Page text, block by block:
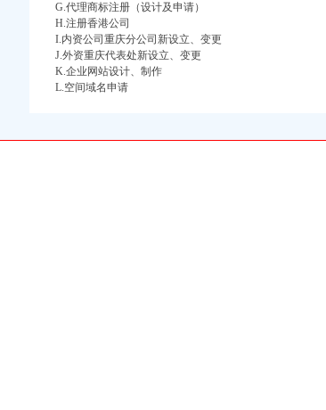
）
口权）
）
权)
（增资）
）
）
口权）
）
项税额核定扣除标准
番网
值税进项税额核定扣
值税进项税额核定
知
华会计网校论坛
_税屋网——第一时间
进项税额核定扣除办
第一时间递财税
处理-我公司为商
扣除具体实施办法的
实行核定扣除办法的
扣除办法有关问题的
进项税额核定扣除标
G.代理商标注册（设计及申请）
H.注册香港公司
I.内资公司重庆分公司新设立、变更
J.外资重庆代表处新设立、变更
K.企业网站设计、制作
L.空间域名申请